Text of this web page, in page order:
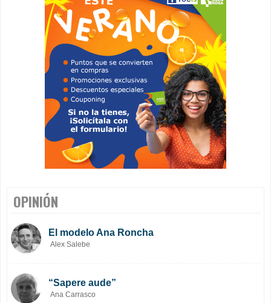
OPINIÓN
El modelo Ana Roncha
Alex Salebe
“Sapere aude”
Ana Carrasco